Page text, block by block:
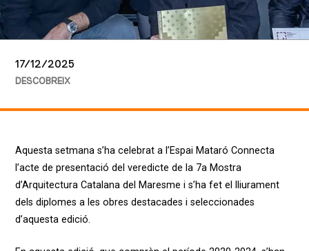
17/12/2025
DESCOBREIX
Aquesta setmana s’ha celebrat a l’Espai Mataró Connecta
l’acte de presentació del veredicte de la 7a Mostra
d’Arquitectura Catalana del Maresme i s’ha fet el lliurament
dels diplomes a les obres destacades i seleccionades
d’aquesta edició.